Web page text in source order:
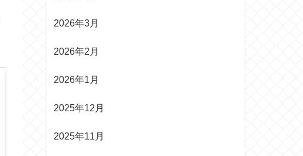
2026年3月
2026年2月
2026年1月
2025年12月
2025年11月